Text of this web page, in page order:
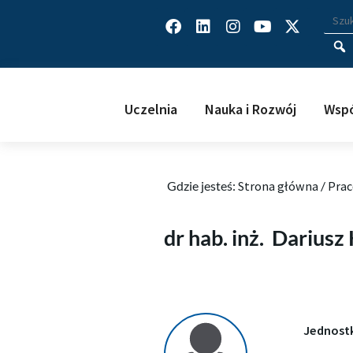
Facebook
LinkedinInstagram
Youtube
X-
twitter
Uczelnia Nauka i Rozwój
Gdzie jesteś: Strona główna /
Dariusz Koterasdr hab. inż. Dariusz